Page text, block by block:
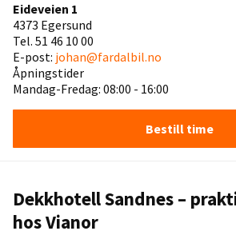
Eideveien 1
4373 Egersund
Tel. 51 46 10 00
E-post: johan@fardalbil.no
Åpningstider
Mandag-Fredag: 08:00 - 16:00
Bestill time
Dekkhotell Sandnes –
hos Vianor